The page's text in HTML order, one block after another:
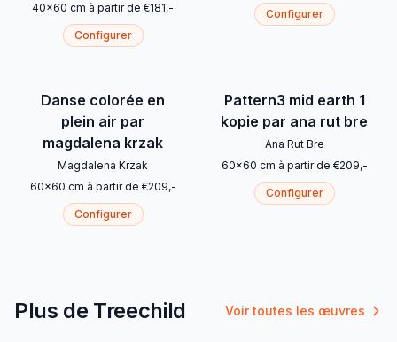
40x60 cm à partir de €181,-
Configurer
Configurer
Danse colorée en
plein air par
magdalena krzak
Magdalena Krzak
60x60 cm à partir de €209,-
Configurer
Pattern3 mid earth 1
kopie par ana rut bre
Ana Rut Bre
60x60 cm à partir de €209,-
Configurer
Plus de Treechild Voir toutes les œuvres